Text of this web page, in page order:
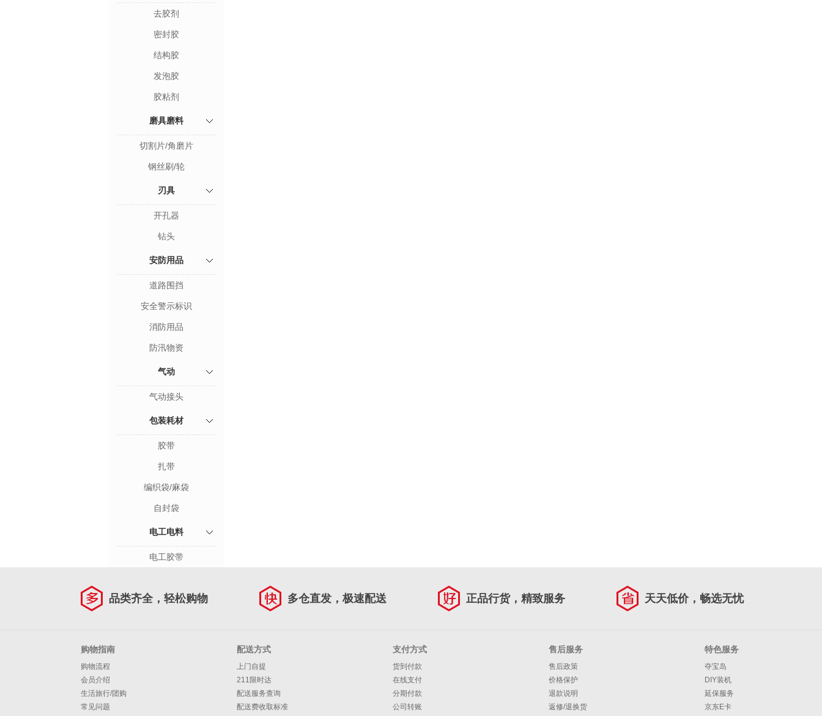
去胶剂
密封胶
结构胶
发泡胶
胶粘剂
磨具磨料
切割片/角磨片
钢丝刷/轮
刃具
开孔器
钻头
安防用品
道路围挡
安全警示标识
消防用品
防汛物资
气动
气动接头
包装耗材
胶带
扎带
编织袋/麻袋
自封袋
电工电料
电工胶带
品类齐全，轻松购物 多仓直发，极速配送 正品行货，精致服务 天天低价，畅选无忧
购物指南
购物流程
会员介绍
生活旅行/团购
常见问题
配送方式
上门自提
211限时达
配送服务查询
配送费收取标准
支付方式
货到付款
在线支付
分期付款
公司转账
售后服务
售后政策
价格保护
退款说明
返修/退换货
特色服务
夺宝岛
DIY装机
延保服务
京东E卡